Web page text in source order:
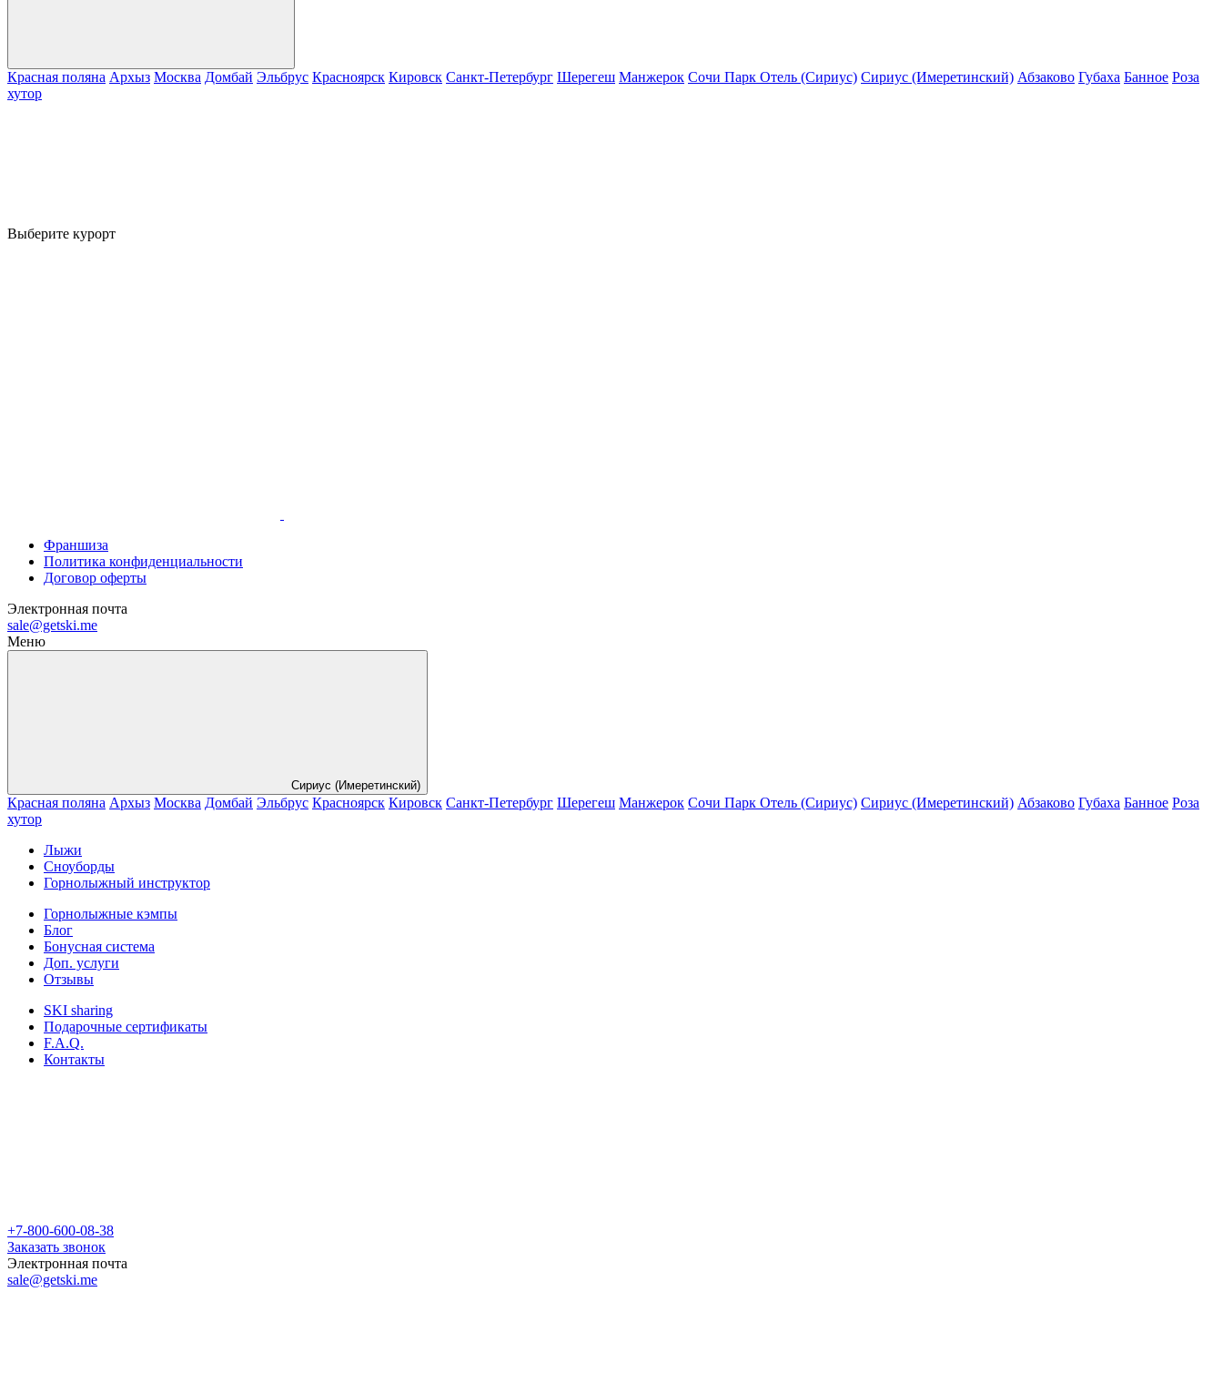
Красная поляна Архыз Москва Домбай Эльбрус Красноярск Кировск Санкт-Петербург Шерегеш Манжерок Сочи Парк Отель (Сириус) Сириус (Имеретинский) Абзаково Губаха Банное Роза
хутор
Выберите курорт
Франшиза
Политика конфиденциальности
Договор оферты
Электронная почта
sale@getski.me
Меню
Сириус (Имеретинский)
Красная поляна Архыз Москва Домбай Эльбрус Красноярск Кировск Санкт-Петербург Шерегеш Манжерок Сочи Парк Отель (Сириус) Сириус (Имеретинский) Абзаково Губаха Банное Роза
хутор
Лыжи
Сноуборды
Горнолыжный инструктор
Горнолыжные кэмпы
Блог
Бонусная система
Доп. услуги
Отзывы
SKI sharing
Подарочные сертификаты
F.A.Q.
Контакты
+7-800-600-08-38
Заказать звонок
Электронная почта
sale@getski.me